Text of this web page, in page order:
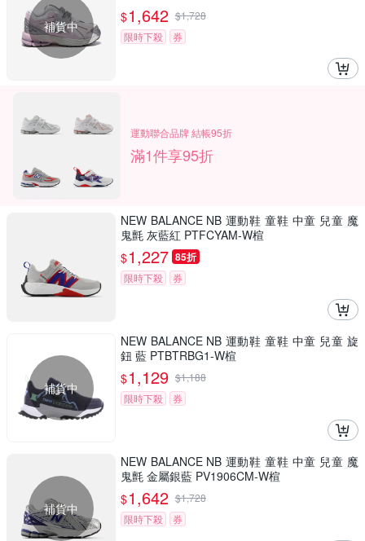
補貨中
$1,642 $1,728
限時下殺
券
運動聯合品牌 結帳95折
滿1件享95折
NEW BALANCE NB 運動鞋 童鞋 中童 兒童 魔
鬼氈 灰藍紅 PTFCYAM-W楦
$1,227 85折
限時下殺 券
補貨中
NEW BALANCE NB 運動鞋 童鞋 中童 兒童 旋
鈕 藍 PTBTRBG1-W楦
$1,129 $1,188
限時下殺
券
補貨中
NEW BALANCE NB 運動鞋 童鞋 中童 兒童 魔
鬼氈 金屬銀藍 PV1906CM-W楦
$1,642 $1,728
限時下殺
券